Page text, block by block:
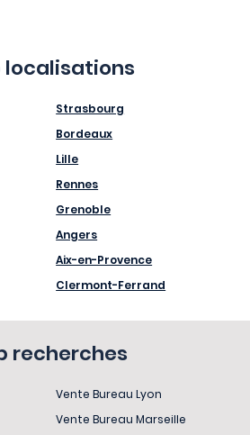
localisations
Strasbourg
Bordeaux
Lille
Rennes
Grenoble
Angers
Aix-en-Provence
Clermont-Ferrand
recherches
Vente Bureau Lyon
Vente Bureau Marseille